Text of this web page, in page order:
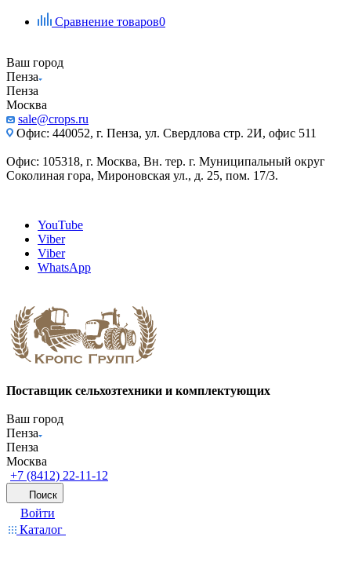
Сравнение товаров0
Ваш город
Пенза
Пенза
Москва
sale@crops.ru
Офис: 440052, г. Пенза, ул. Свердлова стр. 2И, офис 511
Офис: 105318, г. Москва, Вн. тер. г. Муниципальный округ
Соколиная гора, Мироновская ул., д. 25, пом. 17/3.
YouTube
Viber
Viber
WhatsApp
Поставщик сельхозтехники и комплектующих
Ваш город
Пенза
Пенза
Москва
+7 (8412) 22-11-12
Поиск
Войти
Каталог